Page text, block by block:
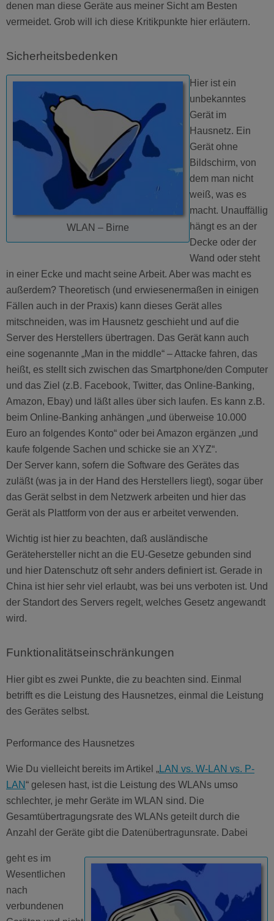
denen man diese Geräte aus meiner Sicht am Besten
vermeidet. Grob will ich diese Kritikpunkte hier erläutern.
Sicherheitsbedenken
WLAN – Birne
Hier ist ein
unbekanntes
Gerät im
Hausnetz. Ein
Gerät ohne
Bildschirm, von
dem man nicht
weiß, was es
macht. Unauffällig
hängt es an der
Decke oder der
Wand oder steht
in einer Ecke und macht seine Arbeit. Aber was macht es
außerdem? Theoretisch (und erwiesenermaßen in einigen
Fällen auch in der Praxis) kann dieses Gerät alles
mitschneiden, was im Hausnetz geschieht und auf die
Server des Herstellers übertragen. Das Gerät kann auch
eine sogenannte „Man in the middle“ – Attacke fahren, das
heißt, es stellt sich zwischen das Smartphone/den Computer
und das Ziel (z.B. Facebook, Twitter, das Online-Banking,
Amazon, Ebay) und läßt alles über sich laufen. Es kann z.B.
beim Online-Banking anhängen „und überweise 10.000
Euro an folgendes Konto“ oder bei Amazon ergänzen „und
kaufe folgende Sachen und schicke sie an XYZ“.
Der Server kann, sofern die Software des Gerätes das
zuläßt (was ja in der Hand des Herstellers liegt), sogar über
das Gerät selbst in dem Netzwerk arbeiten und hier das
Gerät als Plattform von der aus er arbeitet verwenden.
Wichtig ist hier zu beachten, daß ausländische
Gerätehersteller nicht an die EU-Gesetze gebunden sind
und hier Datenschutz oft sehr anders definiert ist. Gerade in
China ist hier sehr viel erlaubt, was bei uns verboten ist. Und
der Standort des Servers regelt, welches Gesetz angewandt
wird.
Funktionalitätseinschränkungen
Hier gibt es zwei Punkte, die zu beachten sind. Einmal
betrifft es die Leistung des Hausnetzes, einmal die Leistung
des Gerätes selbst.
Performance des Hausnetzes
Wie Du vielleicht bereits im Artikel „LAN vs. W-LAN vs. P-
LAN“ gelesen hast, ist die Leistung des WLANs umso
schlechter, je mehr Geräte im WLAN sind. Die
Gesamtübertragungsrate des WLANs geteilt durch die
Anzahl der Geräte gibt die Datenübertragunsrate. Dabei
geht es im
Wesentlichen
nach
verbundenen